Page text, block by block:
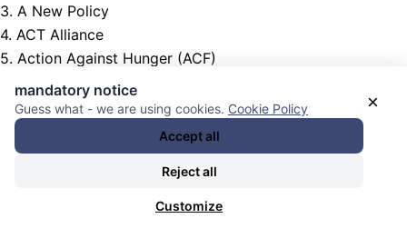
3. A New Policy
4. ACT Alliance
5. Action Against Hunger (ACF)
6. Action for Humanity
7. ActionAid International
8. American Baptist Churches Palestine Justice Network
9. Amnesty International
10. Asamblea de Cooperación por la Paz
11. Associazione Cooperazione e Solidarietà (ACS)
×
mandatory notice
Guess what - we are using cookies. Cookie Policy
Accept all
Reject all
Customize